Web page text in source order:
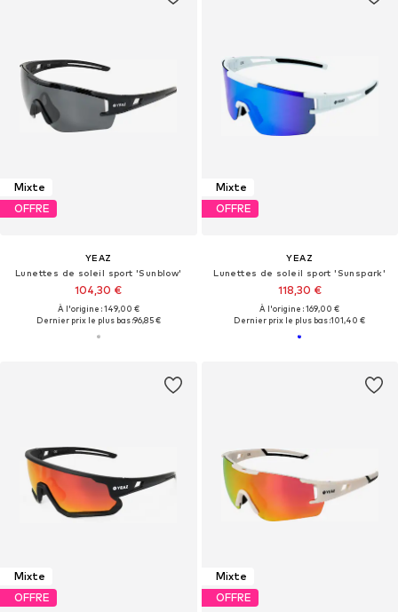
Mixte
OFFRE
YEAZ
Lunettes de soleil sport 'Sunblow'
104,30 €
À l'origine : 149,00 €
Dernier prix le plus bas :96,85 €
Mixte
OFFRE
YEAZ
Lunettes de soleil sport 'Sunspark'
118,30 €
À l'origine : 169,00 €
Dernier prix le plus bas :101,40 €
Mixte
OFFRE
Mixte
OFFRE